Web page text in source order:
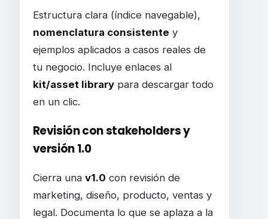
Estructura clara (índice navegable),
nomenclatura consistente y
ejemplos aplicados a casos reales de
tu negocio. Incluye enlaces al
kit/asset librarypara descargar todo
en un clic.
Revisión con stakeholders y
versión 1.0
Cierra una v1.0 con revisión de
marketing, diseño, producto, ventas y
legal. Documenta lo que se aplaza a la